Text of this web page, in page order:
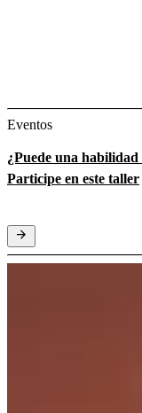
Eventos
¿Puede una
Participe en este taller